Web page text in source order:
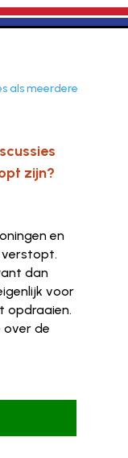
zijn?
en
verstopt.
dan
voor
opdraaien.
over de